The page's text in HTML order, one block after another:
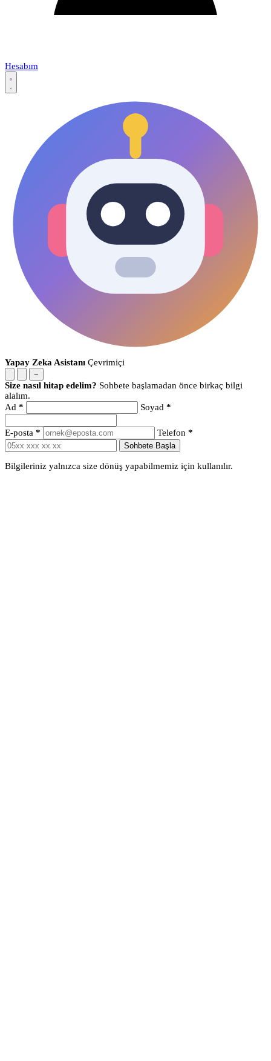
Hesabım
Yapay Zeka Asistanı Çevrimiçi
−
Size nasıl hitap edelim? Sohbete başlamadan önce birkaç bilgi
alalım.
Ad * Soyad *
E-posta * Telefon *
Sohbete Başla
Bilgileriniz yalnızca size dönüş yapabilmemiz için kullanılır.